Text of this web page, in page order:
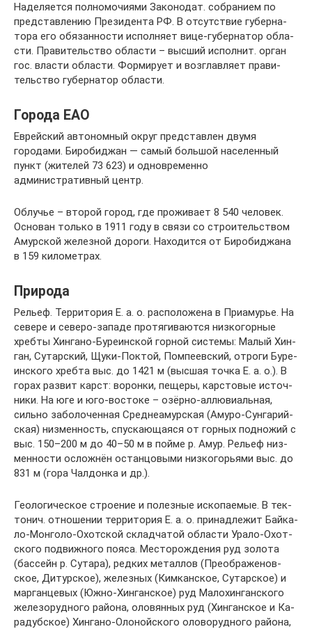
На­де­ля­ет­ся пол­но­мо­чия­ми За­ко­но­дат. со­б­ра­ни­ем по
пред­став­ле­нию Пре­зи­ден­та РФ. В от­сут­ст­вие гу­бер­на­
то­ра его обя­зан­но­сти ис­пол­ня­ет ви­це-гу­бер­на­тор об­ла­
сти. Пра­ви­тель­ст­во об­лас­ти – выс­ший ис­пол­нит. ор­ган
гос. вла­сти об­лас­ти. Фор­ми­ру­ет и воз­глав­ля­ет пра­ви­
тель­ст­во гу­бер­на­тор об­лас­ти.
Города ЕАО
Еврейский автономный округ представлен двумя
городами. Биробиджан — самый большой населенный
пункт (жителей 73 623) и одновременно
административный центр.
Облучье – второй город, где проживает 8 540 человек.
Основан только в 1911 году в связи со строительством
Амурской железной дороги. Находится от Биробиджана
в 159 километрах.
Природа
Рель­еф. Тер­ри­то­рия Е. а. о. рас­по­ло­же­на в При­аму­рье. На
се­ве­ре и се­ве­ро-за­па­де про­тя­ги­ва­ют­ся низ­ко­гор­ные
хреб­ты Хин­га­но-Бу­ре­ин­ской гор­ной сис­те­мы: Ма­лый Хин­
ган, Су­тар­ский, Щу­ки-Пок­той, Пом­пе­ев­ский, от­ро­ги Бу­ре­
ин­ско­го хреб­та выс. до 1421 м (выс­шая точ­ка Е. а. о.). В
го­рах раз­вит карст: во­рон­ки, пе­ще­ры, кар­сто­вые ис­точ­
ни­ки. На юге и юго-вос­то­ке – озёр­но-ал­лю­ви­аль­ная,
силь­но за­бо­ло­чен­ная Сред­не­амур­ская (Аму­ро-Сун­га­рий­
ская) низ­мен­ность, спус­каю­щая­ся от гор­ных под­но­жий с
выс. 150–200 м до 40–50 м в пой­ме р. Амур. Рель­еф низ­
мен­но­сти ос­лож­нён ос­тан­цо­вы­ми низ­ко­горь­я­ми выс. до
831 м (го­ра Чал­дон­ка и др.).
Гео­ло­ги­че­ское строе­ние и по­лез­ные ис­ко­пае­мые. В тек­
то­нич. от­но­ше­нии тер­ри­то­рия Е. а. о. при­над­ле­жит Бай­ка­
ло-Мон­го­ло-Охот­ской склад­ча­той об­лас­ти Ура­ло-Охот­
ско­го под­виж­но­го поя­са. Ме­сто­ро­ж­де­ния руд зо­ло­та
(бас­сейн р. Су­та­ра), ред­ких ме­тал­лов (Пре­об­ра­же­нов­
ское, Ди­тур­ское), же­лез­ных (Ким­кан­ское, Су­тар­ское) и
мар­ган­це­вых (Юж­но-Хин­ган­ское) руд Ма­ло­хин­ган­ско­го
же­ле­зо­руд­но­го рай­она, оло­вян­ных руд (Хин­ган­ское и Ка­
ра­дуб­ское) Хин­га­но-­Оло­ной­ско­го оло­во­руд­но­го рай­она,